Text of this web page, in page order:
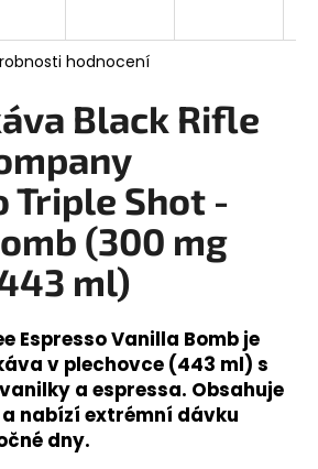
hodnocení
Black Rifle
Triple Shot -
(300 mg
ml)
Espresso Vanilla Bomb je
v plechovce (443 ml) s
a espressa. Obsahuje
nabízí extrémní dávku
dny.
HLEDAT